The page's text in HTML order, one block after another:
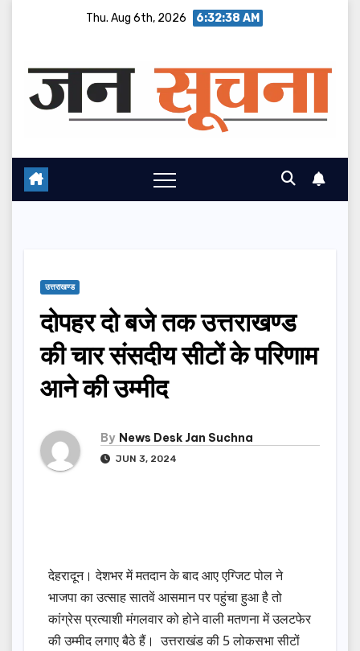
Thu. Aug 6th, 2026 6:32:38 AM
उत्तराखण्ड
दोपहर दो बजे तक उत्तराखण्ड
की चार संसदीय सीटों के परिणाम
आने की उम्मीद
By News Desk Jan Suchna
JUN 3, 2024
देहरादून। देशभर में मतदान के बाद आए एग्जिट पोल ने
भाजपा का उत्साह सातवें आसमान पर पहुंचा हुआ है तो
कांग्रेस प्रत्याशी मंगलवार को होने वाली मतणना में उलटफेर
की उम्मीद लगाए बैठे हैं। उत्तराखंड की 5 लोकसभा सीटों